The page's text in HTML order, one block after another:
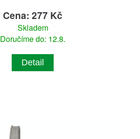
Cena: 277 Kč
Skladem
Doručíme do: 12.8.
Detail